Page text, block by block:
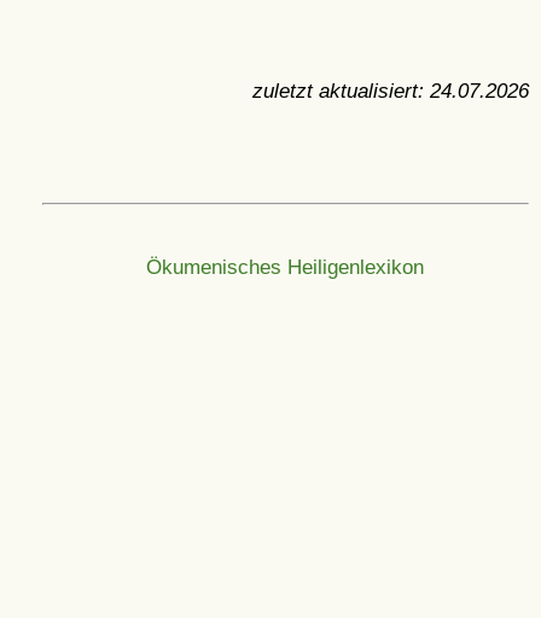
zuletzt aktualisiert: 24.07.2026
Ökumenisches Heiligenlexikon